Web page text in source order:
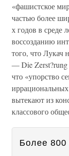
«фашистское
частью более
х годов в среде
воссозданию
того, что Лукач
— Die
что «упорство
вытекают из
классового
Более 800